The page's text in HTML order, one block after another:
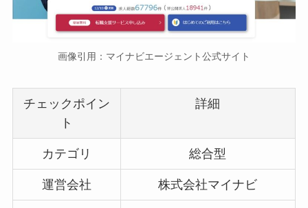
画像引用：マイナビエージェント公式サイト
チェックポイン
ト
詳細
カテゴリ 総合型
運営会社 株式会社マイナビ